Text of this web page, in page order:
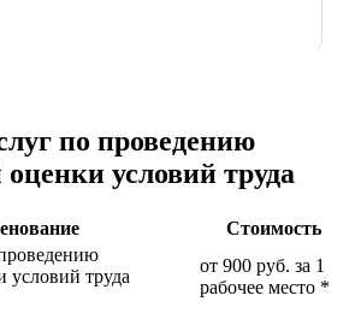
по проведению
условий труда
Стоимость
условий труда
от 900 руб. за 1
рабочее место *